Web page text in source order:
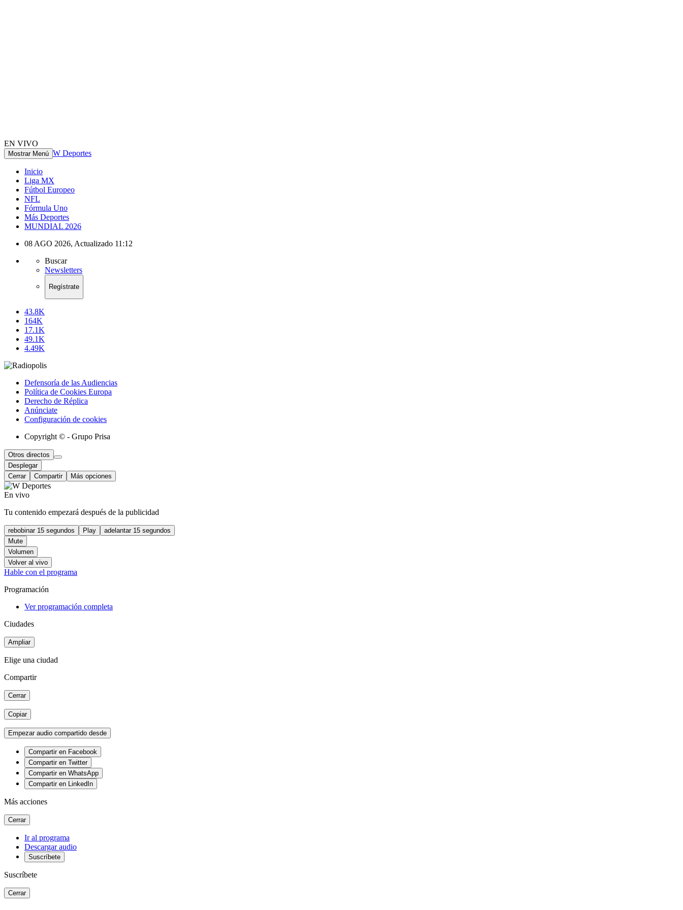
EN VIVO
Mostrar Menú W Deportes
Inicio
Liga MX
Fútbol Europeo
NFL
Fórmula Uno
Más Deportes
MUNDIAL 2026
08 AGO 2026, Actualizado 11:12
Buscar
Newsletters
Regístrate
43.8K
164K
17.1K
49.1K
4.49K
Defensoría de las Audiencias
Política de Cookies Europa
Derecho de Réplica
Anúnciate
Configuración de cookies
Copyright © - Grupo Prisa
Otros directos
Desplegar
Cerrar
Compartir Más opciones
En vivo
Tu contenido empezará después de la publicidad
rebobinar 15 segundos Play
adelantar 15 segundos
Mute
Volumen
Volver al vivo
Hable con el programa
Programación
Ver programación completa
Ciudades
Ampliar
Elige una ciudad
Compartir
Cerrar
Copiar
Empezar audio compartido desde
Compartir en Facebook
Compartir en Twitter
Compartir en WhatsApp
Compartir en LinkedIn
Más acciones
Cerrar
Ir al programa
Descargar audio
Suscríbete
Suscríbete
Cerrar